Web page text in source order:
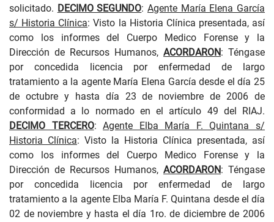
solicitado. DECIMO SEGUNDO:Agente María Elena García
s/ Historia Clínica: Visto la Historia Clínica presentada, así
como los informes del Cuerpo Medico Forense y la
Dirección de Recursos Humanos, ACORDARON: Téngase
por concedida licencia por enfermedad de largo
tratamiento a la agente María Elena García desde el día 25
de octubre y hasta día 23 de noviembre de 2006 de
conformidad a lo normado en el artículo 49 del RIAJ.
DECIMO TERCERO:Agente Elba María F. Quintana s/
Historia Clínica: Visto la Historia Clínica presentada, así
como los informes del Cuerpo Medico Forense y la
Dirección de Recursos Humanos, ACORDARON: Téngase
por concedida licencia por enfermedad de largo
tratamiento a la agente Elba María F. Quintana desde el día
02 de noviembre y hasta el día 1ro. de diciembre de 2006